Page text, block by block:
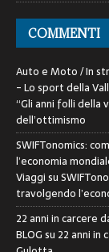
COMMENTI
Auto e Moto / In
- Lo sport della
“Gli anni folli della
dell’ottimismo
SWIFTonomics:
l’economia
Viaggisu
travolgendo
22 anni in carcere
BLOGsu 22 anni in